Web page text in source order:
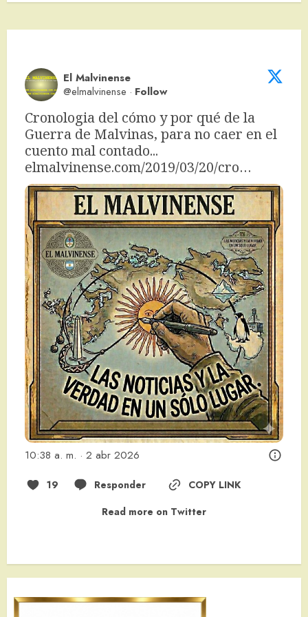
El Malvinense
@elmalvinense · Follow
Cronologia del cómo y por qué de la
Guerra de Malvinas, para no caer en el
elmalvinense.com/2019/03/20/cro…
10:38 a. m. · 2 abr 2026
19 Responder
COPY LINK
Read more on Twitter